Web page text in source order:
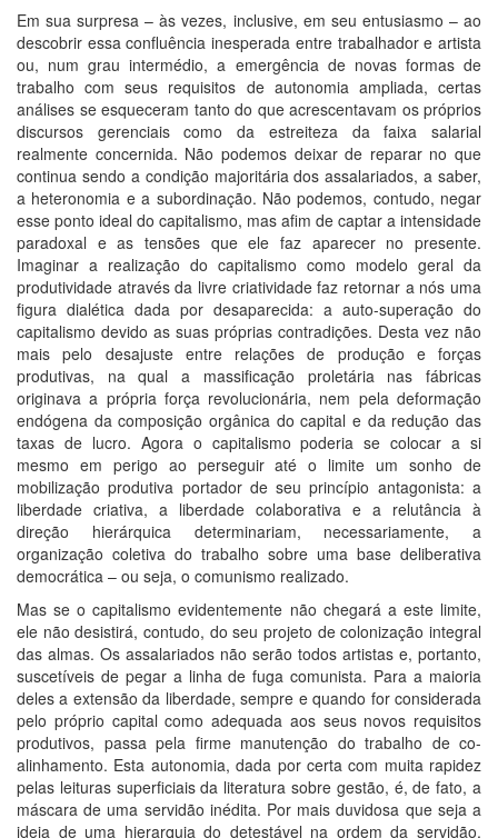
Em sua surpresa – às vezes, inclusive, em seu entusiasmo – ao
descobrir essa confluência inesperada entre trabalhador e artista
ou, num grau intermédio, a emergência de novas formas de
trabalho com seus requisitos de autonomia ampliada, certas
análises se esqueceram tanto do que acrescentavam os próprios
discursos gerenciais como da estreiteza da faixa salarial
realmente concernida. Não podemos deixar de reparar no que
continua sendo a condição majoritária dos assalariados, a saber,
a heteronomia e a subordinação. Não podemos, contudo, negar
esse ponto ideal do capitalismo, mas afim de captar a intensidade
paradoxal e as tensões que ele faz aparecer no presente.
Imaginar a realização do capitalismo como modelo geral da
produtividade através da livre criatividade faz retornar a nós uma
figura dialética dada por desaparecida: a auto-superação do
capitalismo devido as suas próprias contradições. Desta vez não
mais pelo desajuste entre relações de produção e forças
produtivas, na qual a massificação proletária nas fábricas
originava a própria força revolucionária, nem pela deformação
endógena da composição orgânica do capital e da redução das
taxas de lucro. Agora o capitalismo poderia se colocar a si
mesmo em perigo ao perseguir até o limite um sonho de
mobilização produtiva portador de seu princípio antagonista: a
liberdade criativa, a liberdade colaborativa e a relutância à
direção hierárquica determinariam, necessariamente, a
organização coletiva do trabalho sobre uma base deliberativa
democrática – ou seja, o comunismo realizado.
Mas se o capitalismo evidentemente não chegará a este limite,
ele não desistirá, contudo, do seu projeto de colonização integral
das almas. Os assalariados não serão todos artistas e, portanto,
suscetíveis de pegar a linha de fuga comunista. Para a maioria
deles a extensão da liberdade, sempre e quando for considerada
pelo próprio capital como adequada aos seus novos requisitos
produtivos, passa pela firme manutenção do trabalho de co-
alinhamento. Esta autonomia, dada por certa com muita rapidez
pelas leituras superficiais da literatura sobre gestão, é, de fato, a
máscara de uma servidão inédita. Por mais duvidosa que seja a
ideia de uma hierarquia do detestável na ordem da servidão,